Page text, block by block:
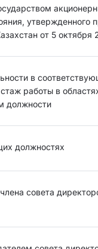
утвержденного
от 5 октября
в
работы в
должности
должностях
совета